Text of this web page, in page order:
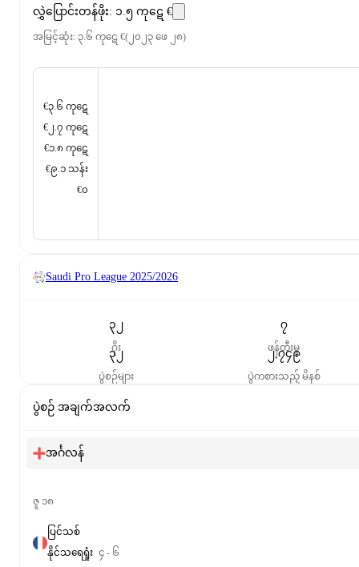
လွှဲပြောင်းတန်ဖိုး: ၁.၅ ကုဋေ €
အမြင့်ဆုံး: ၃.၆ ကုဋေ €( ၂၀၂၃ ဖေ ၂၈)
€၃.၆ ကုဋေ
€၂.၇ ကုဋေ
€၁.၈ ကုဋေ
€၉.၁ သန်း
€၀
Saudi Pro League 2025/2026
၃၂
ဂိုး
၇
ဖန်တီးမှု
၃၂
ပွဲစဉ်များ
၂,၇၄၉
ပွဲကစားသည့် မိနစ်
ပွဲစဉ် အချက်အလက်
အင်္ဂလန်
ဇူ ၁၈
ပြင်သစ်
နိုင်သရေရှုံး ၄ - ၆